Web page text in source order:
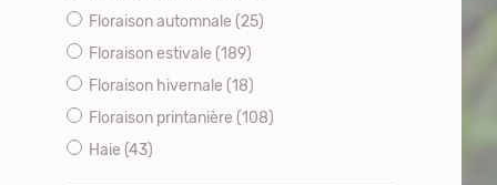
Floraison automnale (25)
Floraison estivale (189)
Floraison hivernale (18)
Floraison printanière (108)
Haie (43)